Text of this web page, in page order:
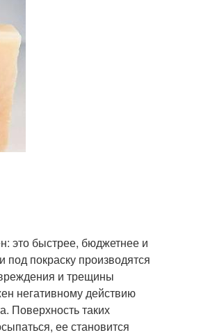
это быстрее, бюджетнее и
под покраску производятся
и трещины
негативному действию
Поверхность таких
ее становится